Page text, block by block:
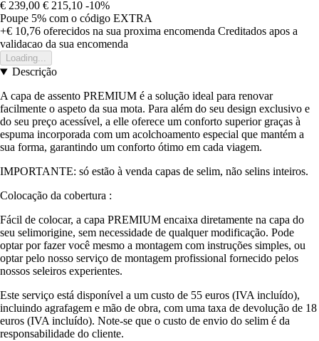
€ 239,00 € 215,10 -10%
Poupe 5% com o código EXTRA
+€ 10,76 oferecidos na sua proxima encomenda Creditados apos a
validacao da sua encomenda
Loading...
Descrição
A capa de assento PREMIUM é a solução ideal para renovar
facilmente o aspeto da sua mota. Para além do seu design exclusivo e
do seu preço acessível, a elle oferece um conforto superior graças à
espuma incorporada com um acolchoamento especial que mantém a
sua forma, garantindo um conforto ótimo em cada viagem.
IMPORTANTE: só estão à venda capas de selim, não selins inteiros.
Colocação da cobertura :
Fácil de colocar, a capa PREMIUM encaixa diretamente na capa do
seu selimorigine, sem necessidade de qualquer modificação. Pode
optar por fazer você mesmo a montagem com instruções simples, ou
optar pelo nosso serviço de montagem profissional fornecido pelos
nossos seleiros experientes.
Este serviço está disponível a um custo de 55 euros (IVA incluído),
incluindo agrafagem e mão de obra, com uma taxa de devolução de 18
euros (IVA incluído). Note-se que o custo de envio do selim é da
responsabilidade do cliente.